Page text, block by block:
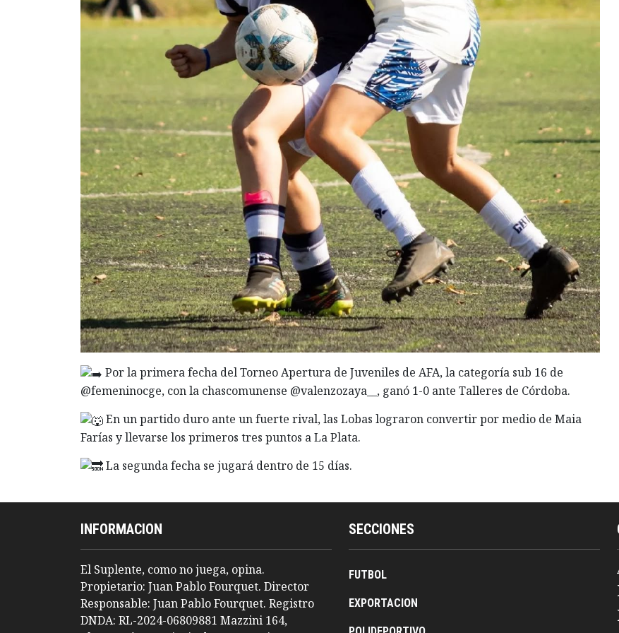
Por la primera fecha del Torneo Apertura de Juveniles de AFA, la categoría sub 16 de
@femeninocge, con la chascomunense @valenzozaya__, ganó 1-0 ante Talleres de Córdoba.
En un partido duro ante un fuerte rival, las Lobas lograron convertir por medio de Maia
Farías y llevarse los primeros tres puntos a La Plata.
La segunda fecha se jugará dentro de 15 días.
INFORMACION
El Suplente, como no juega, opina.
Propietario: Juan Pablo Fourquet. Director
Responsable: Juan Pablo Fourquet. Registro
DNDA: RL-2024-06809881 Mazzini 164,
SECCIONES
FUTBOL
EXPORTACION